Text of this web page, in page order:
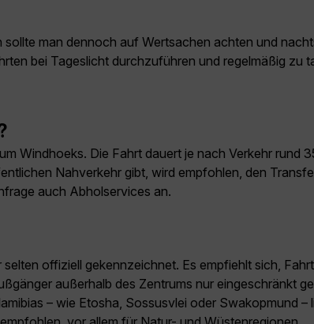
man dennoch auf Wertsachen achten und
bei Tageslicht durchzuführen und regelmäßig zu
Windhoeks. Die Fahrt dauert je nach Verkehr rund
Nahverkehr gibt, wird empfohlen, den
auch Abholservices an.
offiziell gekennzeichnet. Es empfiehlt sich,
außerhalb des Zentrums nur eingeschränkt
– wie Etosha, Sossusvlei oder Swakopmund –